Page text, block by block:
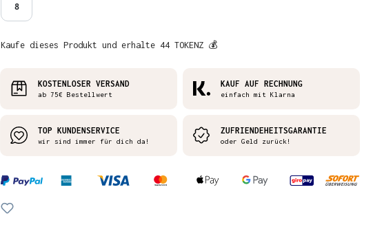
8
Kaufe dieses Produkt und erhalte 44 TOKENZ 💰
KOSTENLOSER VERSAND
ab 75€ Bestellwert
KAUF AUF RECHNUNG
einfach mit Klarna
TOP KUNDENSERVICE
wir sind immer für dich da!
ZUFRIENDEHEITSGARANTIE
oder Geld zurück!